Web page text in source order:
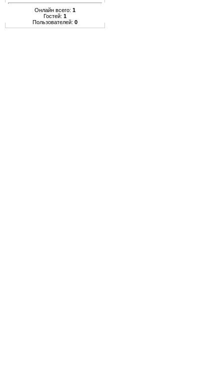
Онлайн всего: 1
Гостей: 1
Пользователей: 0